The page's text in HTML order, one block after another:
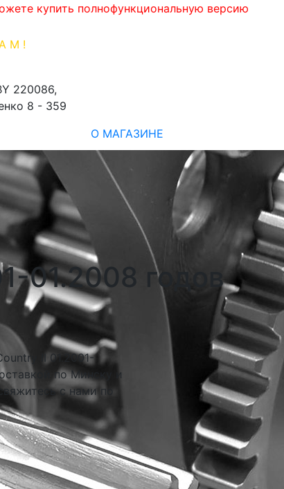
купить полнофункциональную версию
220086,
8 - 359
О МАГАЗИНЕ
01.2008 годов
II 01.2001-
по Минску и
с нами по